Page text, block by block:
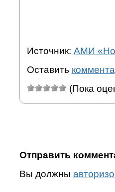
Источник: АМИ
Оставить
(Пока
Отправить
Вы должны